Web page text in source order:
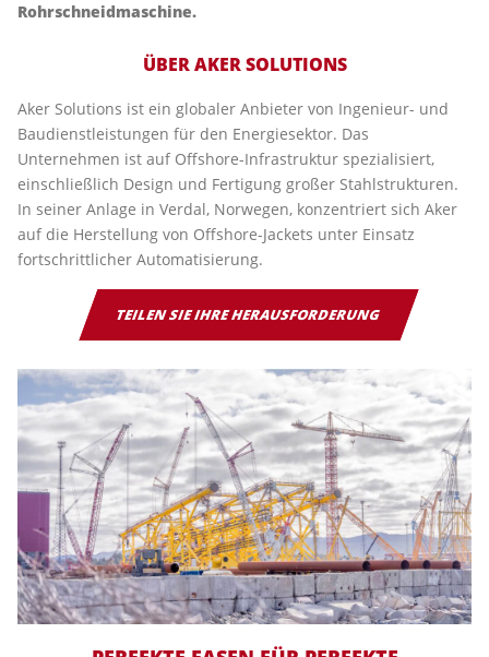
Rohrschneidmaschine.
ÜBER AKER SOLUTIONS
Aker Solutions ist ein globaler Anbieter von Ingenieur- und
Baudienstleistungen für den Energiesektor. Das
Unternehmen ist auf Offshore-Infrastruktur spezialisiert,
einschließlich Design und Fertigung großer Stahlstrukturen.
In seiner Anlage in Verdal, Norwegen, konzentriert sich Aker
auf die Herstellung von Offshore-Jackets unter Einsatz
fortschrittlicher Automatisierung.
TEILEN SIE IHRE HERAUSFORDERUNG